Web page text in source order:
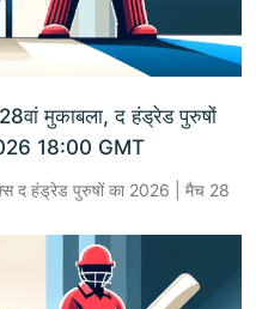
मुकाबला, द हंड्रेड पुरुषों
18:00 GMT
द हंड्रेड पुरुषों का 2026 | मैच 28